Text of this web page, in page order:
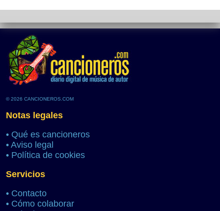
© 2026 CANCIONEROS.COM
Notas legales
• Qué es cancioneros
• Aviso legal
• Política de cookies
Servicios
• Contacto
• Cómo colaborar